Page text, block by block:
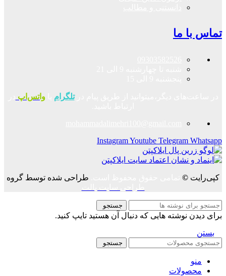
تماس با ما
در ساعت‌های دیگر،میتوانید از طریق پیام درتلگرام یاواتس‌اپ
InstagramYoutube Telegram Whatsapp
کپی‌رایت ©
طراحی شده توسط گروه
جستجو
برای دیدن نوشته هایی که دنبال آن هستید تایپ کنید.
بستن
جستجو
منو
محصولات